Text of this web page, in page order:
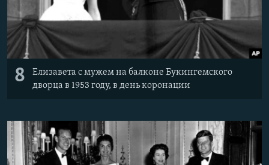
8
Елизавета с мужем на балконе Букингемского
дворца в 1953 году, в день коронации